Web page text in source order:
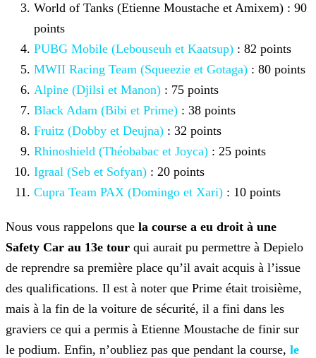
World of Tanks (Etienne Moustache et Amixem) : 90
points
PUBG Mobile (Lebouseuh et Kaatsup) : 82 points
MWII Racing Team (Squeezie et Gotaga) : 80 points
Alpine (Djilsi et Manon) : 75 points
Black Adam (Bibi et Prime) : 38 points
Fruitz (Dobby et Deujna) : 32 points
Rhinoshield (Théobabac et Joyca) : 25 points
Igraal (Seb et Sofyan) : 20 points
Cupra Team PAX (Domingo et Xari) : 10 points
Nous vous rappelons que la course a eu droit à une
Safety Car au 13e tour qui aurait pu permettre à Depielo
de reprendre sa première place qu’il avait acquis à l’issue
des qualifications. Il est à noter que Prime était troisième,
mais à la fin de la voiture de sécurité, il a fini dans les
graviers ce qui a permis à Etienne Moustache de finir sur
le podium. Enfin, n’oubliez pas que pendant la course, le